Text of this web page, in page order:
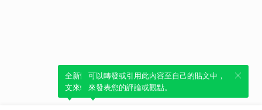
全新體驗！一鍵引用此內容，透過發布貼
文來輕鬆表達個人立場。
可以轉發或引用此內容至自己的貼文中，
來發表您的評論或觀點。